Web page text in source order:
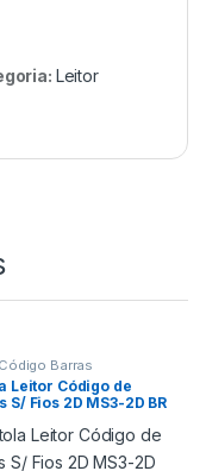
Leitor
Barras
Leitor Código de
S/ Fios 2D MS3-2D BR
USB Premier